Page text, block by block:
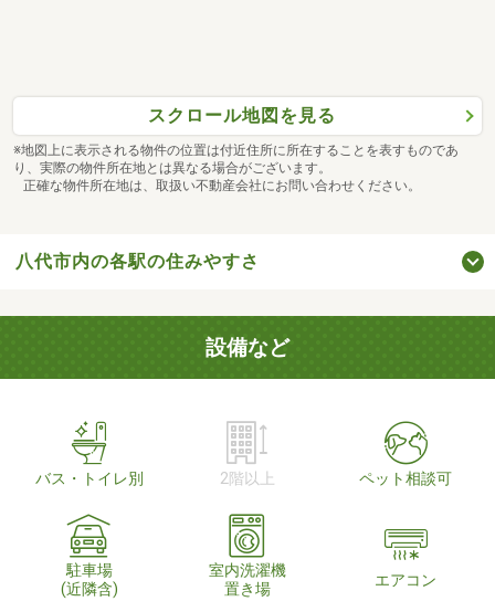
スクロール地図を見る
※地図上に表示される物件の位置は付近住所に所在することを表すものであ
り、実際の物件所在地とは異なる場合がございます。
正確な物件所在地は、取扱い不動産会社にお問い合わせください。
八代市内の各駅の住みやすさ
設備など
バス・トイレ別 2階以上 ペット相談可
駐車場
(近隣含)
室内洗濯機
置き場
エアコン